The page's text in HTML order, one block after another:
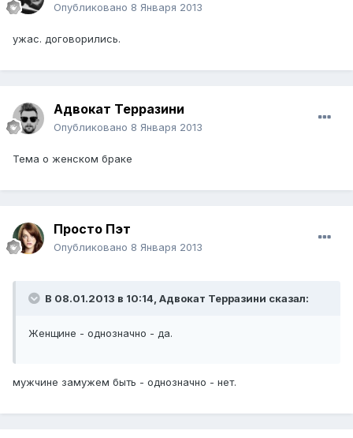
Опубликовано 8 Января 2013
ужас. договорились.
Адвокат Терразини
Опубликовано 8 Января 2013
Тема о женском браке
Просто Пэт
Опубликовано 8 Января 2013
В 08.01.2013 в 10:14, Адвокат Терразини сказал:
Женщине - однозначно - да.
мужчине замужем быть - однозначно - нет.